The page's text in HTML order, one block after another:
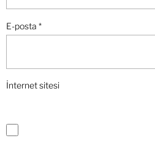
E-posta *
İnternet sitesi